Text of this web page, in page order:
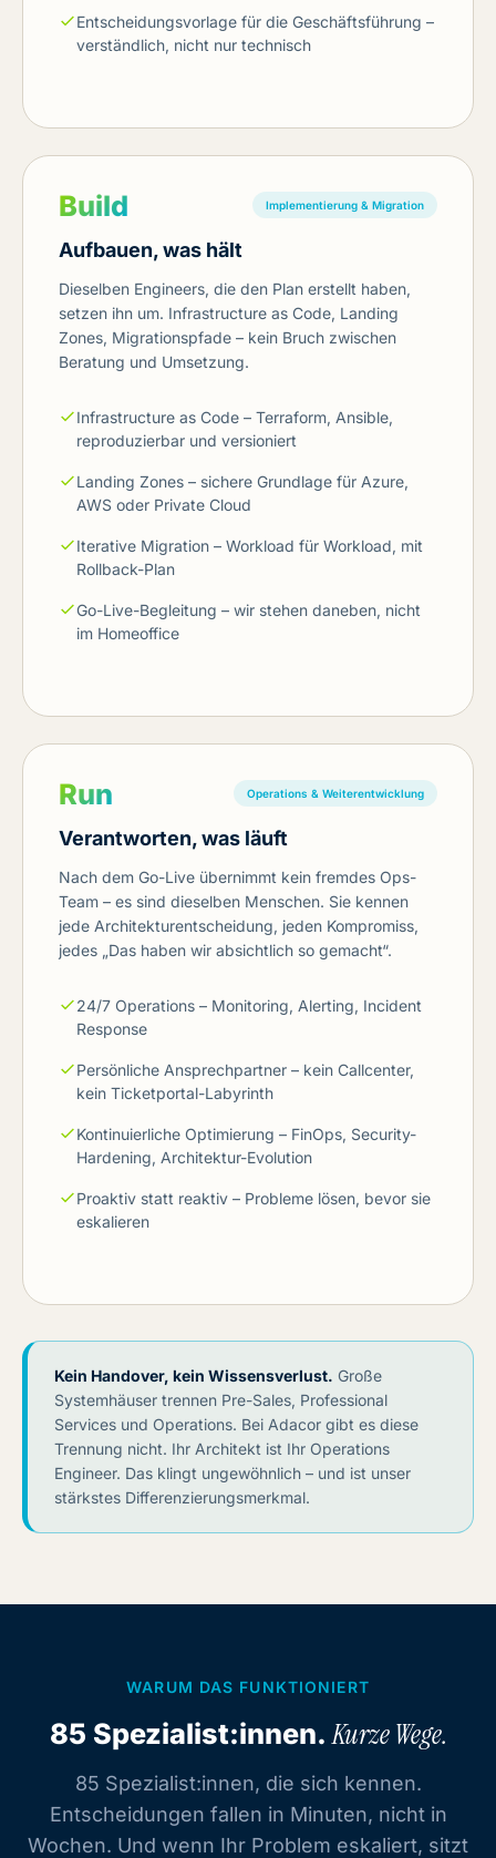
Entscheidungsvorlage für die Geschäftsführung –
verständlich, nicht nur technisch
Build Implementierung & Migration
Aufbauen, was hält
Dieselben Engineers, die den Plan erstellt haben,
setzen ihn um. Infrastructure as Code, Landing
Zones, Migrationspfade – kein Bruch zwischen
Beratung und Umsetzung.
Infrastructure as Code – Terraform, Ansible,
reproduzierbar und versioniert
Landing Zones – sichere Grundlage für Azure,
AWS oder Private Cloud
Iterative Migration – Workload für Workload, mit
Rollback-Plan
Go-Live-Begleitung – wir stehen daneben, nicht
im Homeoffice
Run Operations & Weiterentwicklung
Verantworten, was läuft
Nach dem Go-Live übernimmt kein fremdes Ops-
Team – es sind dieselben Menschen. Sie kennen
jede Architekturentscheidung, jeden Kompromiss,
jedes „Das haben wir absichtlich so gemacht“.
24/7 Operations – Monitoring, Alerting, Incident
Response
Persönliche Ansprechpartner – kein Callcenter,
kein Ticketportal-Labyrinth
Kontinuierliche Optimierung – FinOps, Security-
Hardening, Architektur-Evolution
Proaktiv statt reaktiv – Probleme lösen, bevor sie
eskalieren
Kein Handover, kein Wissensverlust. Große
Systemhäuser trennen Pre-Sales, Professional
Services und Operations. Bei Adacor gibt es diese
Trennung nicht. Ihr Architekt ist Ihr Operations
Engineer. Das klingt ungewöhnlich – und ist unser
stärkstes Differenzierungsmerkmal.
WARUM DAS FUNKTIONIERT
85 Spezialist:innen. Kurze Wege.
85 Spezialist:innen, die sich kennen.
Entscheidungen fallen in Minuten, nicht in
Wochen. Und wenn Ihr Problem eskaliert, sitzt